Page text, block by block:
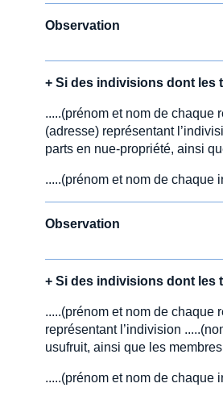
Observation
+ Si des indivisions dont les
.....(prénom et nom de chaque
(adresse) représentant
parts en nue-propriété, ainsi
.....(prénom et nom de chaque
Observation
+ Si des indivisions dont les
.....(prénom et nom de chaque
représentant l’indivision
usufruit, ainsi que les
.....(prénom et nom de chaque